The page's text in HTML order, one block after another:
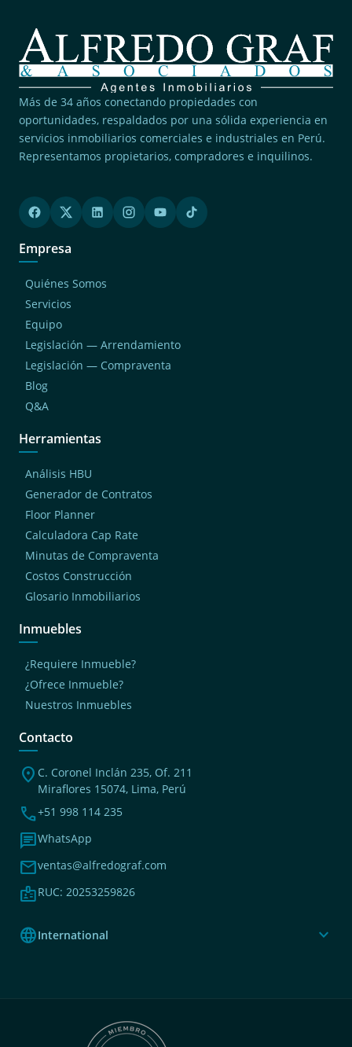
Más de 34 años conectando propiedades con
oportunidades, respaldados por una sólida experiencia en
servicios inmobiliarios comerciales e industriales en Perú.
Representamos propietarios, compradores e inquilinos.
Empresa
Quiénes Somos
Servicios
Equipo
Legislación — Arrendamiento
Legislación — Compraventa
Blog
Q&A
Herramientas
Análisis HBU
Generador de Contratos
Floor Planner
Calculadora Cap Rate
Minutas de Compraventa
Costos Construcción
Glosario Inmobiliarios
Inmuebles
¿Requiere Inmueble?
¿Ofrece Inmueble?
Nuestros Inmuebles
Contacto
location_on C. Coronel Inclán 235, Of. 211
Miraflores 15074, Lima, Perú
phone+51 998 114 235
chatWhatsApp
mailventas@alfredograf.com
badgeRUC: 20253259826
languageInternational expand_more